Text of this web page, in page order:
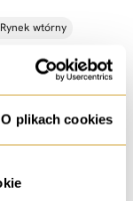
O plikach cookies
Rynek wtórny